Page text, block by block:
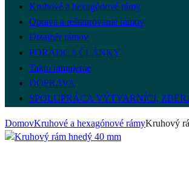
Kruhové a hexagónové rámy
Oprava a reštaurovanie rámov
Dizajnér rámov
PORADCA ČLÁNKY
Takto rámujeme
DOPRAVA
SPOLUPRÁCA VÝTVARNÍCI,
DomovKruhové a hexagónové rámyKruhový